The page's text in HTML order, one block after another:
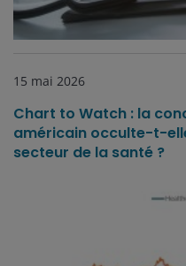
15 mai 2026
Chart to Watch : la
américain occulte-t-
secteur de la santé ?